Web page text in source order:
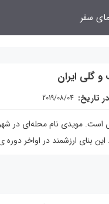
سفر
گلی ایران
در تاریخ: 2019/08/04
مویدی نام محله‌ای در
بنای ارزشمند در اواخر